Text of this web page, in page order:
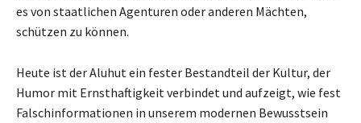
es von staatlichen Agenturen oder anderen Mächten,
schützen zu können.
Heute ist der Aluhut ein fester Bestandteil der Kultur, der
Humor mit Ernsthaftigkeit verbindet und aufzeigt, wie fest
Falschinformationen in unserem modernen Bewusstsein